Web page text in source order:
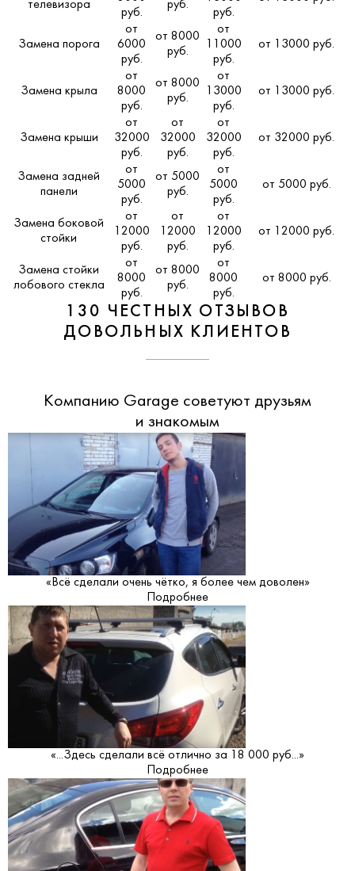
телевизора
руб.
руб.
руб.
Замена порога
от
6000
руб.
от 8000
руб.
от
11000
руб.
от 13000 руб.
Замена крыла
от
8000
руб.
от 8000
руб.
от
13000
руб.
от 13000 руб.
Замена крыши
от
32000
руб.
от
32000
руб.
от
32000
руб.
от 32000 руб.
Замена задней
панели
от
5000
руб.
от 5000
руб.
от
5000
руб.
от 5000 руб.
Замена боковой
стойки
от
12000
руб.
от
12000
руб.
от
12000
руб.
от 12000 руб.
Замена стойки
лобового стекла
от
8000
руб.
от 8000
руб.
от
8000
руб.
от 8000 руб.
130 ЧЕСТНЫХ ОТЗЫВОВ
ДОВОЛЬНЫХ КЛИЕНТОВ
Компанию Garage советуют друзьям
и знакомым
«Всё сделали очень чётко, я более чем доволен»
Подробнее
«...Здесь сделали всё отлично за 18 000 руб...»
Подробнее